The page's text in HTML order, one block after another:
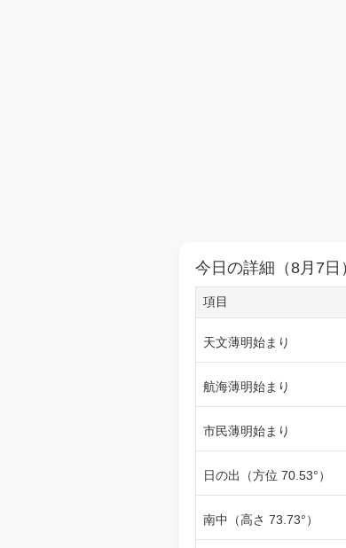
今日の詳細（8月7日
項目
天文薄明始まり
航海薄明始まり
市民薄明始まり
日の出（方位 70.53°）
南中（高さ 73.73°）